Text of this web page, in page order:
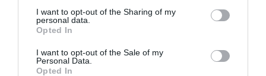
not limited to your visit or usage behaviour. You may click to
grant or deny consent to Google and its third-party tags to
use your data for below specified purposes in below Google
consent section.
I want to opt-out of the Sharing of my
personal data.
Opted In
I want to opt-out of the Sale of my
Personal Data.
Opted In